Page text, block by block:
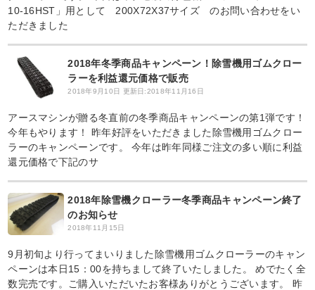
10-16HST」用として 200X72X37サイズ のお問い合わせをい
ただきました
2018年冬季商品キャンペーン！除雪機用ゴムクロー
ラーを利益還元価格で販売
2018年9月10日 更新日:2018年11月16日
アースマシンが贈る冬直前の冬季商品キャンペーンの第1弾です！
今年もやります！ 昨年好評をいただきました除雪機用ゴムクロー
ラーのキャンペーンです。 今年は昨年同様ご注文の多い順に利益
還元価格で下記のサ
2018年除雪機クローラー冬季商品キャンペーン終了
のお知らせ
2018年11月15日
9月初旬より行ってまいりました除雪機用ゴムクローラーのキャン
ペーンは本日15：00を持ちまして終了いたしました。 めでたく全
数完売です。ご購入いただいたお客様ありがとうございます。 昨